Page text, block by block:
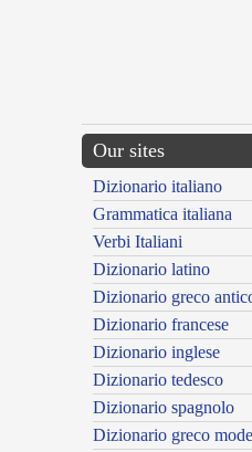
Our sites
Dizionario italiano
Grammatica italiana
Verbi Italiani
Dizionario latino
Dizionario greco
Dizionario francese
Dizionario inglese
Dizionario tedesco
Dizionario spagnolo
Dizionario greco